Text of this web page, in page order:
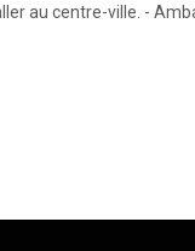
au centre-ville. -